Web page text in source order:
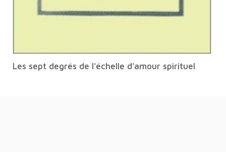
Les sept degrés de l'échelle d'amour spirituel